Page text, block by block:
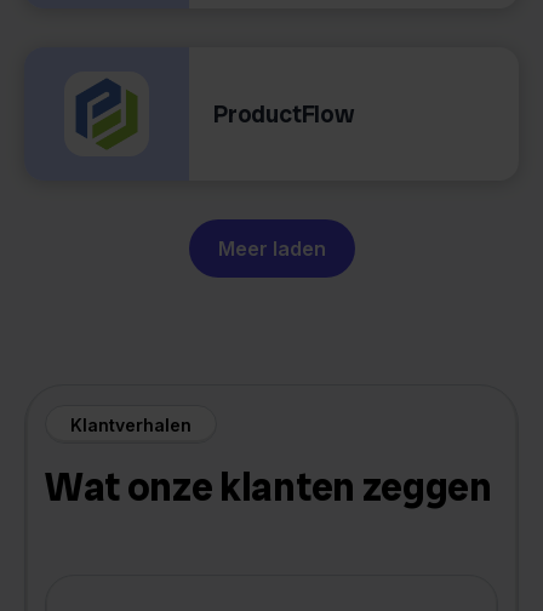
ProductFlow
Meer laden
Klantverhalen
Wat onze klanten zeggen